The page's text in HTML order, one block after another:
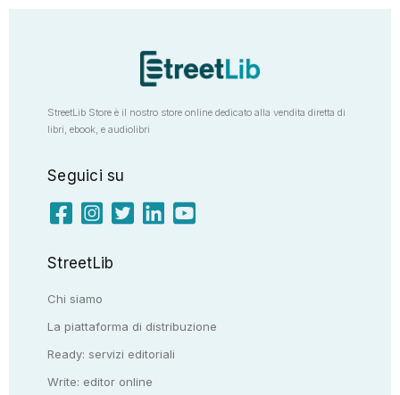
StreetLib Store è il nostro store online dedicato alla vendita diretta di
libri, ebook, e audiolibri
Seguici su
StreetLib
Chi siamo
La piattaforma di distribuzione
Ready: servizi editoriali
Write: editor online